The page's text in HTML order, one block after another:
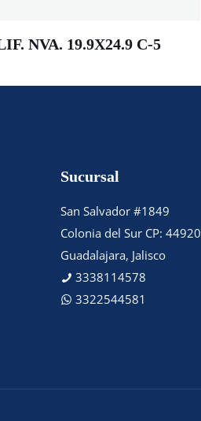
NVA. 19.9X24.9 C-5
Sucursal
San Salvador #1849
Colonia del Sur CP: 44920
Guadalajara, Jalisco
3338114578
3322544581